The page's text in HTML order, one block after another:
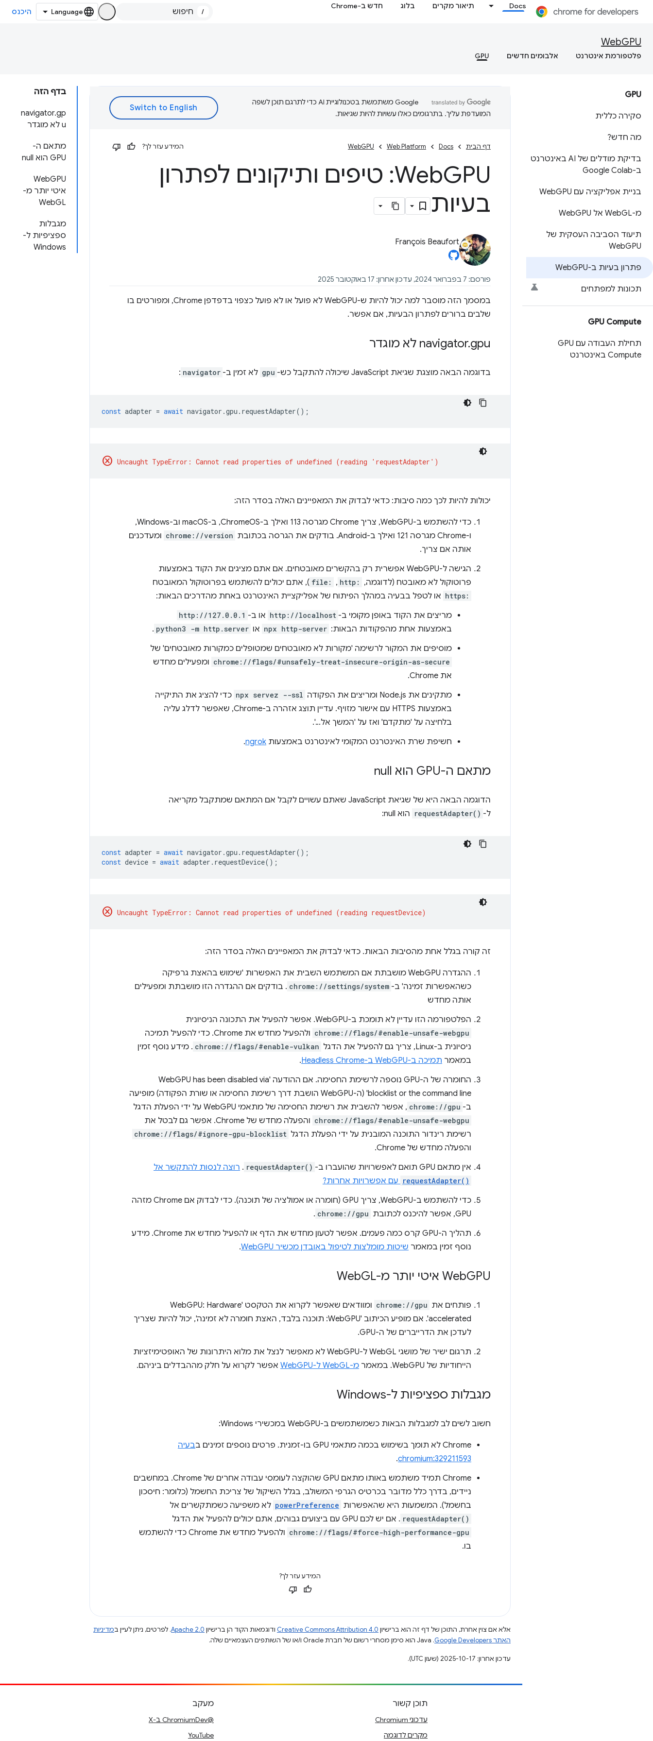
Docs תיאור מקרים בלוג חדש ב-Chrome
/ היכנס
WebGPU
פלטפורמת אינטרנט אלבומים חדשים GPU
GPU
סקירה כללית
מה חדש?
בדיקת מודלים של AI באינטרנט
ב-Google Colab
בניית אפליקציה עם Web GPU
מ-WebGL אל Web GPU
תיעוד הסביבה העסקית של
WebGPU
פתרון בעיות ב-WebGPU
תכונות למפתחים
GPU Compute
תחילת העבודה עם GPU
Compute באינטרנט
בדף הזה
‫navigator.gp
u לא מוגדר
מתאם ה-
GPU הוא null
‫WebGPU
איטי יותר מ-
WebGL
מגבלות
ספציפיות ל-
Windows
‫Google משתמשת בטכנולוגיית AI כדי לתרגם תוכן לשפה
המועדפת עליך. בתרגומים כאלו עשויות להיות שגיאות.
דף הבית Docs
Web Platform
WebGPU המידע עזר לך?
WebGPU: טיפים ותיקונים לפתרון
בעיות
François Beaufort
פורסם: 7 בפברואר 2024, עדכון אחרון: 17 באוקטובר 2025
במסמך הזה מוסבר למה יכול להיות ש-WebGPU לא פועל או לא פועל כצפוי בדפדפן Chrome, ומפורטים בו
שלבים ברורים לפתרון הבעיות, אם אפשר.
‫navigator.gpu לא מוגדר
בדוגמה הבאה מוצגת שגיאת JavaScript שיכולה להתקבל כש- gpu לא זמין ב- navigator
:
const adapter = await navigator .gpu . requestAdapter();
cancel
יכולות להיות לכך כמה סיבות: כדאי לבדוק את המאפיינים האלה בסדר הזה:
כדי להשתמש ב-WebGPU, צריך Chrome מגרסה 113 ואילך ב-ChromeOS, ב-macOS וב-Windows,
ו-Chrome מגרסה 121 ואילך ב-Android. בודקים את הגרסה בכתובת
chrome://version ומעדכנים
אותה אם צריך.
הגישה ל-WebGPU אפשרית רק בהקשרים מאובטחים. אם אתם מציגים את הקוד באמצעות
פרוטוקול לא מאובטח (לדוגמה,
http:
,
file: ), אתם יכולים להשתמש בפרוטוקול המאובטח
https: או לטפל בבעיה במהלך הפיתוח של אפליקציית האינטרנט באחת מהדרכים הבאות:
מריצים את הקוד באופן מקומי ב- http://localhost או ב- http://127.0.0.1
באמצעות אחת מהפקודות הבאות: npx http-server או python3 -m http.server
.
מוסיפים את המקור לרשימה 'מקורות לא מאובטחים שמטופלים כמקורות מאובטחים' של
chrome://flags/#unsafely-treat-insecure-origin-as-secure ומפעילים מחדש
את Chrome.
מתקינים את Node.js ומריצים את הפקודה
npx servez --ssl כדי להציג את התיקייה
באמצעות HTTPS עם אישור מזויף. עדיין תוצג אזהרה ב-Chrome, שאפשר לדלג עליה
בלחיצה על 'מתקדם' ואז על 'המשך אל...'.
חשיפת שרת האינטרנט המקומי לאינטרנט באמצעות ngrok
.
מתאם ה-GPU הוא null
הדוגמה הבאה היא של שגיאת JavaScript שאתם עשויים לקבל אם המתאם שמתקבל מקריאה
ל- requestAdapter() הוא null:
const adapter = await navigator .gpu . requestAdapter();
const device = await adapter . requestDevice();
cancel
זה קורה בגלל אחת מהסיבות הבאות. כדאי לבדוק את המאפיינים האלה בסדר הזה:
ההגדרה WebGPU מושבתת אם המשתמש השבית את האפשרות 'שימוש בהאצת גרפיקה
כשהאפשרות זמינה' ב- chrome://settings/system . בודקים אם ההגדרה הזו מושבתת ומפעילים
אותה מחדש
הפלטפורמה הזו עדיין לא תומכת ב-WebGPU. אפשר להפעיל את התכונה הניסיונית
chrome://flags/#enable-unsafe-webgpu
ולהפעיל מחדש את Chrome. כדי להפעיל תמיכה
ניסיונית ב-Linux, צריך גם להפעיל את הדגל
chrome://flags/#enable-vulkan . מידע נוסף זמין
במאמר תמיכה ב-WebGPU ב-Headless Chrome
.
החומרה של ה-GPU נוספה לרשימת החסימה. אם ההודעה 'WebGPU has been disabled via
blocklist or the command line' (ה-WebGPU הושבת דרך רשימת החסימה או שורת הפקודה) מופיעה
ב- chrome://gpu , אפשר להשבית את רשימת החסימה של מתאמי WebGPU על ידי הפעלת הדגל
chrome://flags/#enable-unsafe-webgpu
והפעלה מחדש של Chrome. אפשר גם לבטל את
רשימת רינדור התוכנה המובנית על ידי הפעלת הדגל chrome://flags/#ignore-gpu-blocklist
והפעלה מחדש של Chrome.
אין מתאם GPU תואם לאפשרויות שהועברו ב-
requestAdapter()
. רוצה לנסות להתקשר אל
requestAdapter() עם אפשרויות אחרות?
כדי להשתמש ב-WebGPU, צריך GPU (חומרה או אמולציה של תוכנה). כדי לבדוק אם Chrome מזהה
GPU, אפשר להיכנס לכתובת
chrome://gpu
.
תהליך ה-GPU קרס כמה פעמים. אפשר לטעון מחדש את הדף או להפעיל מחדש את Chrome. מידע
נוסף זמין במאמר שיטות מומלצות לטיפול באובדן מכשיר WebGPU .
‫WebGPU איטי יותר מ-Web GL
פותחים את chrome://gpu
ומוודאים שאפשר לקרוא את הטקסט 'WebGPU: Hardware
accelerated'. אם מופיע הכיתוב 'WebGPU: תוכנה בלבד, האצת חומרה לא זמינה', יכול להיות שצריך
לעדכן את הדרייברים של ה-GPU.
תרגום ישיר של מושגי WebGL ל-WebGPU לא מאפשר לנצל את מלוא היתרונות של האופטימיזציות
הייחודיות של WebGPU. במאמר
מ-WebGL ל-WebGPU אפשר לקרוא על חלק מההבדלים ביניהם.
מגבלות ספציפיות ל-Windows
חשוב לשים לב למגבלות הבאות כשמשתמשים ב-WebGPU במכשירי Windows:
‫Chrome לא תומך בשימוש בכמה מתאמי GPU בו-זמנית. פרטים נוספים זמינים ב
בעיה
chromium:329211593
.
‫Chrome תמיד משתמש באותו מתאם GPU שהוקצה לעומסי עבודה אחרים של Chrome. במחשבים
ניידים, בדרך כלל מדובר בכרטיס הגרפי המשולב, בגלל השיקול של צריכת החשמל (כלומר: חיסכון
בחשמל). המשמעות היא שהאפשרות powerPreference לא משפיעה כשמתקשרים אל
requestAdapter() . אם יש לכם GPU עם ביצועים גבוהים, אתם יכולים להפעיל את הדגל
chrome://flags/#force-high-performance-gpu
ולהפעיל מחדש את Chrome כדי להשתמש
בו.
המידע עזר לך?
אלא אם צוין אחרת, התוכן של דף זה הוא ברישיון Creative Commons Attribution 4.0 ודוגמאות הקוד הן ברישיון Apache 2.0. לפרטים, ניתן לעיין במדיניות
האתר Google Developers‏
.‏ Java הוא סימן מסחרי רשום של חברת Oracle ו/או של השותפים העצמאיים שלה.
עדכון אחרון: 2025-10-17 (שעון UTC).
תוכן קשור
עדכוני Chromium
מקרים לדוגמה
מעקב
@ChromiumDev ב-X
YouTube